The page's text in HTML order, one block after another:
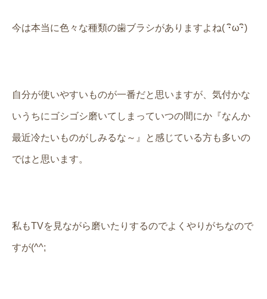
今は本当に色々な種類の歯ブラシがありますよね( ･ิω･ิ)
自分が使いやすいものが一番だと思いますが、気付かな
いうちにゴシゴシ磨いてしまっていつの間にか『なんか
最近冷たいものがしみるな～』と感じている方も多いの
ではと思います。
私もTVを見ながら磨いたりするのでよくやりがちなので
すが(^^;